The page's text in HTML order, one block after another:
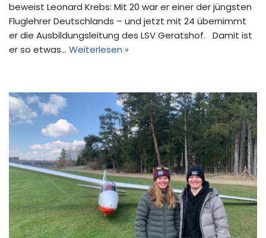
beweist Leonard Krebs: Mit 20 war er einer der jüngsten
Fluglehrer Deutschlands – und jetzt mit 24 übernimmt
er die Ausbildungsleitung des LSV Geratshof. Damit ist
er so etwas… Weiterlesen »